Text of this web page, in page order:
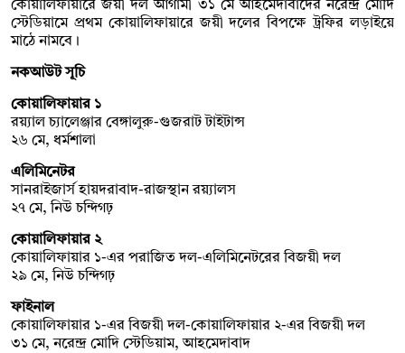
কোয়ালিফায়ারে জয়ী দল আগামী ৩১ মে আহমেদাবাদের নরেন্দ্র মোদি
স্টেডিয়ামে প্রথম কোয়ালিফায়ারে জয়ী দলের বিপক্ষে ট্রফির লড়াইয়ে
মাঠে নামবে।
নকআউট সূচি
কোয়ালিফায়ার ১
রয়্যাল চ্যালেঞ্জার বেঙ্গালুরু-গুজরাট টাইটান্স
২৬ মে, ধর্মশালা
এলিমিনেটর
সানরাইজার্স হায়দরাবাদ-রাজস্থান রয়্যালস
২৭ মে, নিউ চন্দিগঢ়
কোয়ালিফায়ার ২
কোয়ালিফায়ার ১-এর পরাজিত দল-এলিমিনেটরের বিজয়ী দল
২৯ মে, নিউ চন্দিগঢ়
ফাইনাল
কোয়ালিফায়ার ১-এর বিজয়ী দল-কোয়ালিফায়ার ২-এর বিজয়ী দল
৩১ মে, নরেন্দ্র মোদি স্টেডিয়াম, আহমেদাবাদ